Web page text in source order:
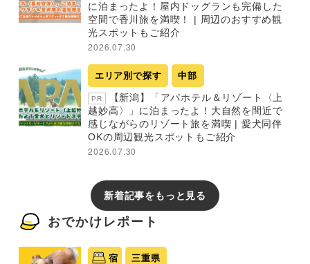
に泊まったよ！屋内ドッグランも完備した
空間で香川旅を満喫！ | 周辺のおすすめ観
光スポットもご紹介
2026.07.30
エリア別で探す 中部
PR
【新潟】「アパホテル＆リゾート〈上
越妙高〉」に泊まったよ！大自然を間近で
感じながらのリゾート旅を満喫 | 愛犬同伴
OKの周辺観光スポットもご紹介
2026.07.30
新着記事をもっと見る
おでかけレポート
宿 三重県